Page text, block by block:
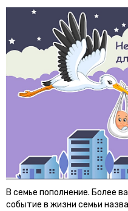
В семье пополнение. Более
событие в жизни семьи